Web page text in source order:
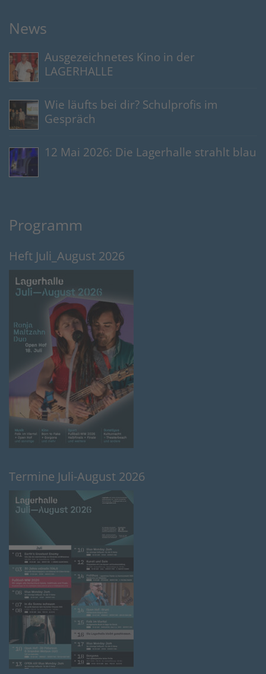
News
Ausgezeichnetes Kino in der
LAGERHALLE
Wie läufts bei dir? Schulprofis im
Gespräch
12 Mai 2026: Die Lagerhalle strahlt blau
Programm
Heft Juli_August 2026
Termine Juli-August 2026